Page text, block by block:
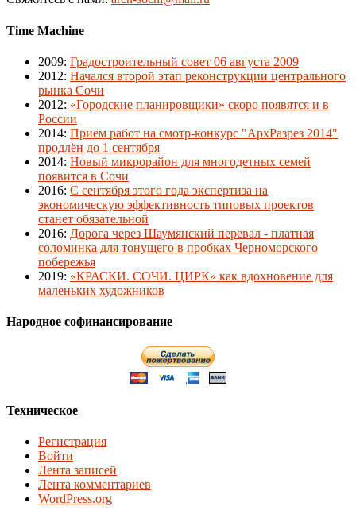
Time Machine
2009: Градостроительный совет 06 августа 2009
2012: Начался второй этап реконструкции центрального
рынка Сочи
2012: «Городские планировщики» скоро появятся и в
России
2014: Приём работ на смотр-конкурс "АрхРазрез 2014"
продлён до 1 сентября
2014: Новый микрорайон для многодетных семей
появится в Сочи
2016: С сентября этого года экспертиза на
экономическую эффективность типовых проектов
станет обязательной
2016: Дорога через Шаумянский перевал - платная
соломинка для тонущего в пробках Черноморского
побережья
2019: «КРАСКИ. СОЧИ. ЦИРК» как вдохновение для
маленьких художников
Народное софинансирование
Техническое
Регистрация
Войти
Лента записей
Лента комментариев
WordPress.org